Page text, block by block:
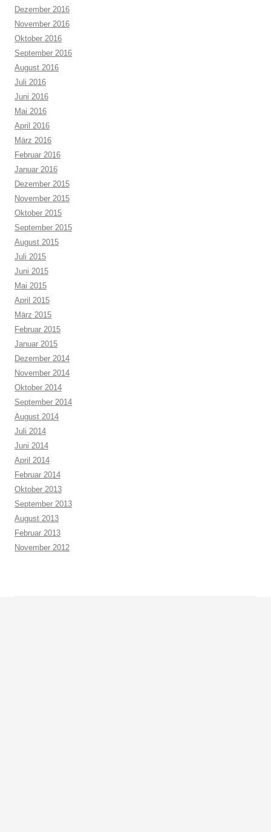
Dezember 2016
November 2016
Oktober 2016
September 2016
August 2016
Juli 2016
Juni 2016
Mai 2016
April 2016
März 2016
Februar 2016
Januar 2016
Dezember 2015
November 2015
Oktober 2015
September 2015
August 2015
Juli 2015
Juni 2015
Mai 2015
April 2015
März 2015
Februar 2015
Januar 2015
Dezember 2014
November 2014
Oktober 2014
September 2014
August 2014
Juli 2014
Juni 2014
April 2014
Februar 2014
Oktober 2013
September 2013
August 2013
Februar 2013
November 2012